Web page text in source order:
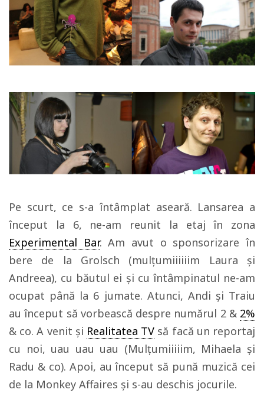
Pe scurt, ce s-a întâmplat aseară. Lansarea a
început la 6, ne-am reunit la etaj în zona
Experimental Bar. Am avut o sponsorizare în
bere de la Grolsch (mulțumiiiiiim Laura și
Andreea), cu băutul ei și cu întâmpinatul ne-am
ocupat până la 6 jumate. Atunci, Andi și Traiu
au început să vorbească despre numărul 2 & 2%
& co. A venit și Realitatea TV să facă un reportaj
cu noi, uau uau uau (Mulțumiiiiim, Mihaela și
Radu & co). Apoi, au început să pună muzică cei
de la Monkey Affaires și s-au deschis jocurile.